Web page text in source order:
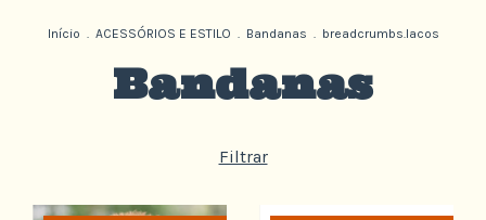
Início . ACESSÓRIOS E ESTILO . Bandanas . breadcrumbs.lacos
Bandanas
Filtrar